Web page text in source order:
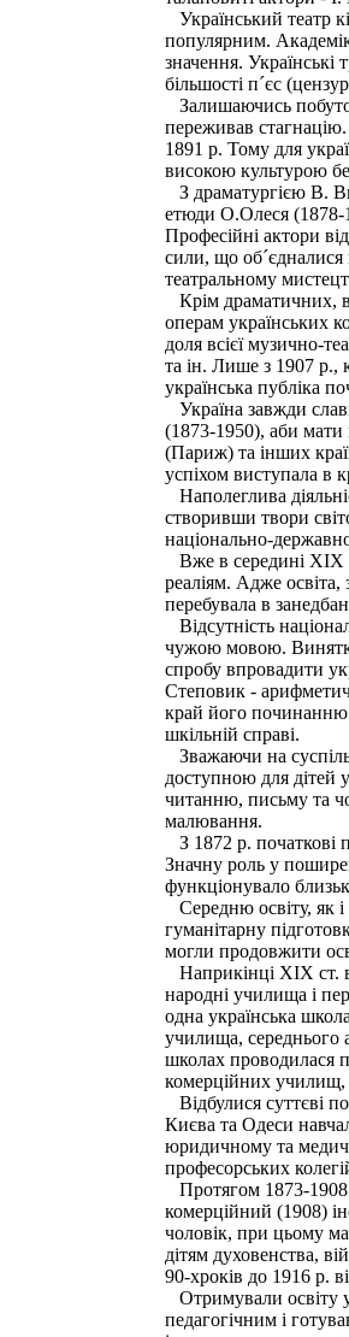
Український театр
популярним.
значення.
більшості п´єс
Залишаючись
переживав стагнацію.
1891 р. Тому для
високою культурою
З драматургією В.
етюди О.Олеся (1878-
Професійні актори
сили, що об´єдналися
театральному
Крім драматичних,
операм українських
доля всієї музично-
та ін. Лише з 1907 p.,
українська публіка
Україна завжди
(1873-1950), аби мати
(Париж) та інших
успіхом виступала в
Наполеглива
створивши твори
національно-
Вже в середині XIX
реаліям. Адже
перебувала в
Відсутність
чужою мовою.
спробу впровадити
Степовик -
край його починанню.
шкільній справі.
Зважаючи на
доступною для дітей
читанню, письму та
малювання.
З 1872 р. початкові
Значну роль у
функціонувало
Середню освіту, як і
гуманітарну
могли продовжити
Наприкінці XIX ст.
народні училища і
одна українська
училища, середнього
школах проводилася
комерційних училищ,
Відбулися суттєві
Києва та Одеси
юридичному та
професорських
Протягом 1873-1908
комерційний (1908)
чоловік, при цьому
дітям духовенства,
90-хроків до 1916 р.
Отримували освіту
педагогічним і